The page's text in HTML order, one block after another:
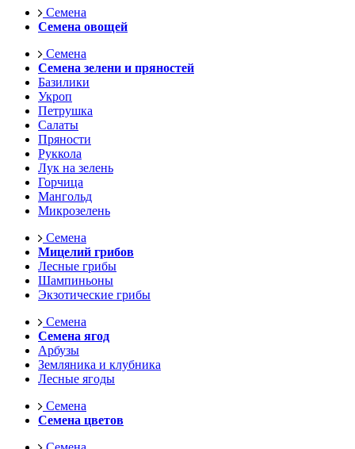
Семена
Семена овощей
Семена
Семена зелени и пряностей
Базилики
Укроп
Петрушка
Салаты
Пряности
Руккола
Лук на зелень
Горчица
Мангольд
Микрозелень
Семена
Мицелий грибов
Лесные грибы
Шампиньоны
Экзотические грибы
Семена
Семена ягод
Арбузы
Земляника и клубника
Лесные ягоды
Семена
Семена цветов